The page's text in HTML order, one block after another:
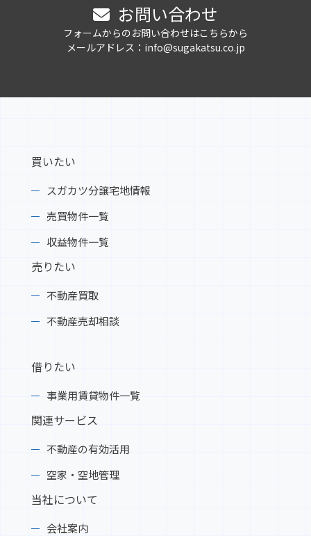
お問い合わせ
フォームからのお問い合わせはこちらから
メールアドレス：info@sugakatsu.co.jp
買いたい
スガカツ分譲宅地情報
売買物件一覧
収益物件一覧
売りたい
不動産買取
不動産売却相談
借りたい
事業用賃貸物件一覧
関連サービス
不動産の有効活用
空家・空地管理
当社について
会社案内